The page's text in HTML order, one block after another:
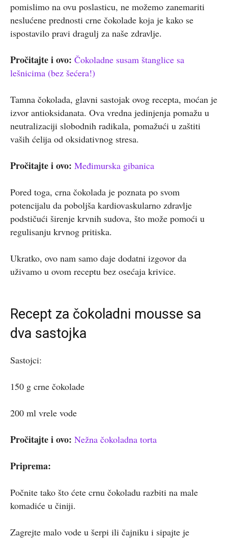
pomislimo na ovu poslasticu, ne možemo zanemariti
neslućene prednosti crne čokolade koja je kako se
ispostavilo pravi dragulj za naše zdravlje.
Pročitajte i ovo: Čokoladne susam štanglice sa
lešnicima (bez šećera!)
Tamna čokolada, glavni sastojak ovog recepta, moćan je
izvor antioksidanata. Ova vredna jedinjenja pomažu u
neutralizaciji slobodnih radikala, pomažući u zaštiti
vaših ćelija od oksidativnog stresa.
Pročitajte i ovo: Međimurska gibanica
Pored toga, crna čokolada je poznata po svom
potencijalu da poboljša kardiovaskularno zdravlje
podstičući širenje krvnih sudova, što može pomoći u
regulisanju krvnog pritiska.
Ukratko, ovo nam samo daje dodatni izgovor da
uživamo u ovom receptu bez osećaja krivice.
Recept za čokoladni mousse sa
dva sastojka
Sastojci:
150 g crne čokolade
200 ml vrele vode
Pročitajte i ovo: Nežna čokoladna torta
Priprema:
Počnite tako što ćete crnu čokoladu razbiti na male
komadiće u činiji.
Zagrejte malo vode u šerpi ili čajniku i sipajte je